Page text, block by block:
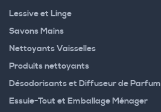
Lessive et Linge
Savons Mains
Nettoyants Vaisselles
Produits nettoyants
Désodorisants et Diffuseur de Parfum
Essuie-Tout et Emballage Ménager